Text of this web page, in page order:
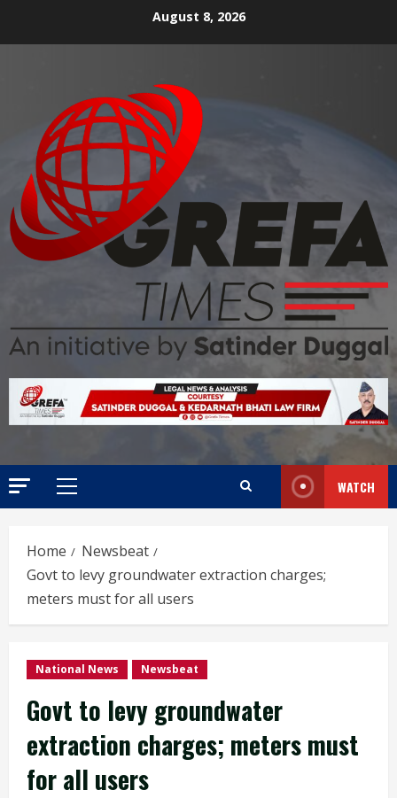
August 8, 2026
WATCH
Home
Newsbeat
Govt to levy groundwater extraction charges;
meters must for all users
National News Newsbeat
Govt to levy groundwater
extraction charges; meters must
for all users